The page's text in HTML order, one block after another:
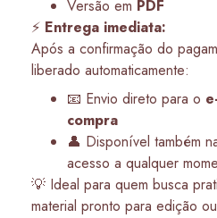
Versão em PDF
⚡ Entrega imediata:
Após a confirmação do
liberado automaticamente:
📧 Envio direto para o
compra
👤 Disponível também
acesso a qualquer
💡 Ideal para quem busca
material pronto para edição